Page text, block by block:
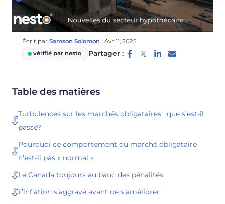
Écrit par Samson Solomon | Avr 11, 2025
vérifié par nesto
Partager :
Table des matières
Turbulences sur les marchés obligataires : que s’est-il
passé?
Pourquoi ce comportement du marché obligataire
n’est-il pas « normal »
Le Canada toujours au banc des pénalités
L’inflation s’aggrave avant de s’améliorer